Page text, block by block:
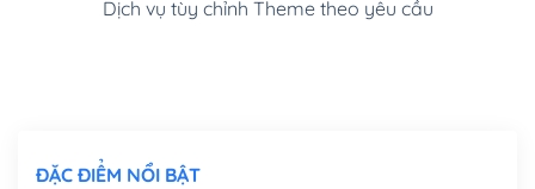
Cài đặt SMTP Mail cho site Wordpress(+100,000₫)
Mua thêm Host + Tên miền
Dịch vụ tùy chỉnh Theme theo yêu cầu
ĐẶC ĐIỂM NỔI BẬT